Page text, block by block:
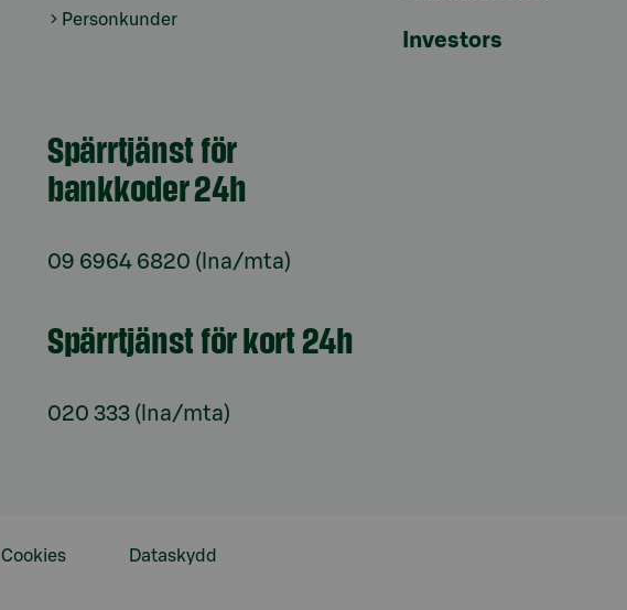
Personkunder
Spärrtjänst för
bankkoder 24h
09 6964 6820 (lna/mta)
Spärrtjänst för kort 24h
020 333 (lna/mta)
Investors
Cookies Dataskydd